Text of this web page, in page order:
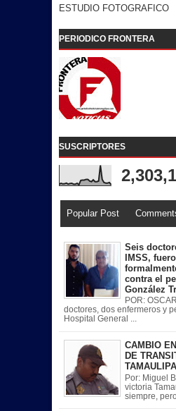
ESTUDIO FOTOGRAFICO
PERIODICO FRONTERA
SUSCRIPTORES
Popular Post
Seis
IMSS,
contra el
González
POR:
doctores, dos enfermeros y
Hospital General ...
CAMBIO
DE
Por: Miguel
victoria
siempre,